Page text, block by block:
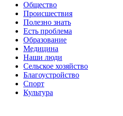
Общество
Происшествия
Полезно знать
Есть проблема
Образование
Медицина
Наши люди
Сельское хозяйство
Благоустройство
Спорт
Культура